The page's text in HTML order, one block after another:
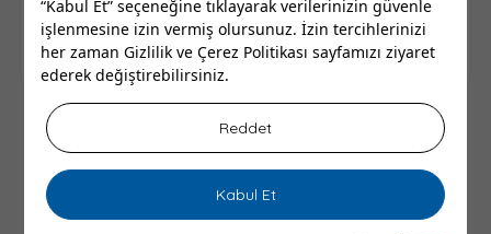
“Kabul Et” seçeneğine tıklayarak verilerinizin güvenle
işlenmesine izin vermiş olursunuz. İzin tercihlerinizi
her zamanGizlilik ve Çerez Politikası sayfamızı ziyaret
ederek değiştirebilirsiniz.
Reddet
Kabul Et